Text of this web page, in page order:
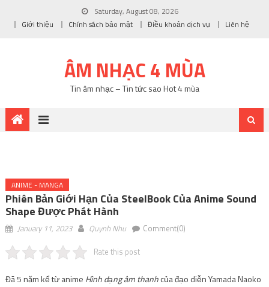
Saturday, August 08, 2026
Giới thiệu
Chính sách bảo mật Điều khoản dịch vụ Liên hệ
ÂM NHẠC 4 MÙA
Tin âm nhạc – Tin tức sao Hot 4 mùa
ANIME - MANGA
Phiên Bản Giới Hạn Của SteelBook Của Anime Sound
Shape Được Phát Hành
January 11, 2023 Quynh Nhu Comment(0)
Rate this post
Đã 5 năm kể từ anime Hình dạng âm thanhcủa đạo diễn Yamada Naoko